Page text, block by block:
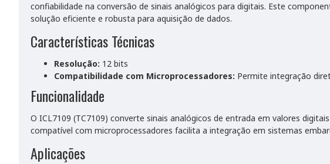
confiabilidade na conversão de sinais analógicos para digitais. Este
solução eficiente e robusta para aquisição de dados.
Características Técnicas
Resolução: 12 bits
Compatibilidade com Microprocessadores: Permite integração
Funcionalidade
O ICL7109 (TC7109) converte sinais analógicos de entrada em valores
compatível com microprocessadores facilita a integração em sistemas
Aplicações